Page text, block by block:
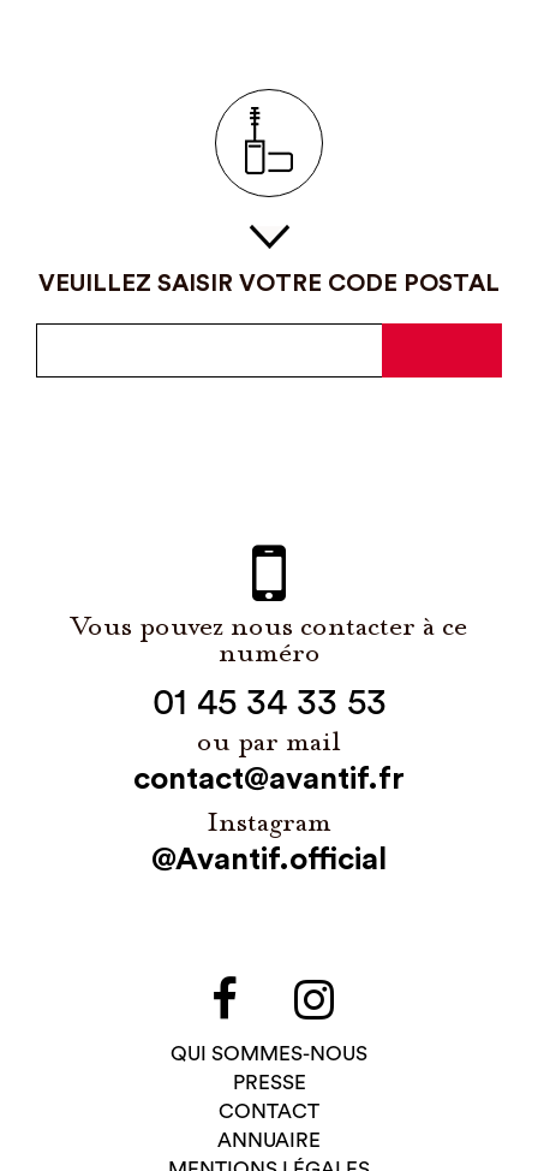
VEUILLEZ SAISIR VOTRE CODE POSTAL
Vous pouvez nous contacter à ce
numéro
01 45 34 33 53
ou par mail
contact@avantif.fr
Instagram
@Avantif.official
QUI SOMMES-NOUS
PRESSE
CONTACT
ANNUAIRE